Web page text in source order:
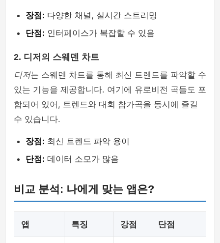
장점: 다양한 채널, 실시간 스트리밍
단점: 인터페이스가 복잡할 수 있음
2. 디저의 스웨덴 차트
디저는 스웨덴 차트를 통해 최신 트렌드를 파악할 수
있는 기능을 제공합니다. 여기에 유로비전 곡들도 포
함되어 있어, 트렌드와 대회 참가곡을 동시에 즐길
수 있습니다.
장점: 최신 트렌드 파악 용이
단점: 데이터 소모가 많음
비교 분석: 나에게 맞는 앱은?
앱 특징 강점 단점